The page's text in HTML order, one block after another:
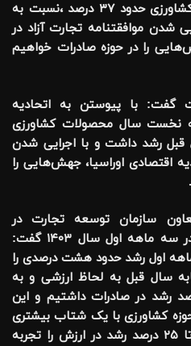
ماهه نخست سال محصولات کشاورزی حدود ۳۷ درصد ،نسبت به
شدن موافقتنامه تجارت آزاد در
را در حوزه صادرات خواهیم
گفت: با پیوستن به اتحادیه
نخست سال محصولات کشاورزی
سال قبل رشد داشت و با اجرایی شدن
اقتصادی اوراسیا، جهش‌هایی را
.
سازمان توسعه تجارت در
خصوص افزایش صادرات کالا در سه ماهه اول سال ۱۴۰۳ گفت:
اول رشد حدود هشت درصدی را
سال قبل به لحاظ ارزشی و به
رشد در صادرات داشتیم و این
کشاورزی با یک شتاب بیشتری
رخ داد به طوری که حدود ۲۴ تا ۲۵ درصد رشد در ارزش را تجربه